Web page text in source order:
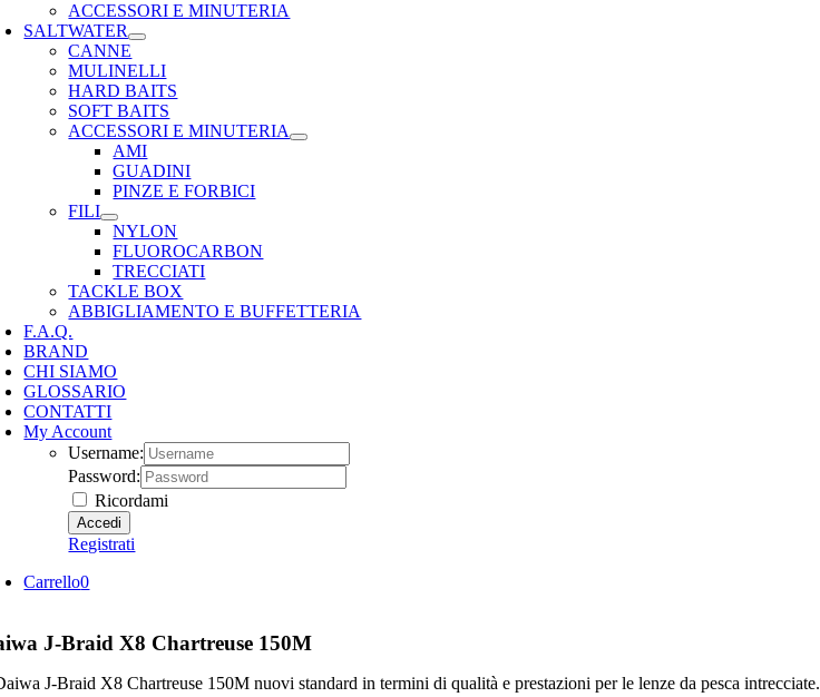
ACCESSORI E MINUTERIA
SALTWATER
CANNE
MULINELLI
HARD BAITS
SOFT BAITS
ACCESSORI E MINUTERIA
AMI
GUADINI
PINZE E FORBICI
FILI
NYLON
FLUOROCARBON
TRECCIATI
TACKLE BOX
ABBIGLIAMENTO E BUFFETTERIA
F.A.Q.
BRAND
CHI SIAMO
GLOSSARIO
CONTATTI
My Account
Username:
Password:
Ricordami
Registrati
Carrello0
J-Braid X8 Chartreuse 150M
J-Braid X8 Chartreuse 150M nuovi standard in termini di qualità e prestazioni per le lenze da pesca intrecciate.